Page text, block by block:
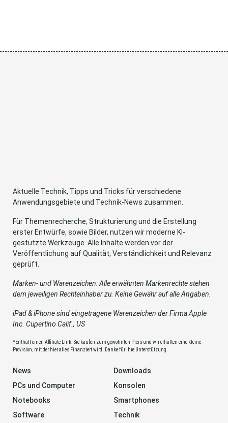
Aktuelle Technik, Tipps und Tricks für verschiedene
Anwendungsgebiete und Technik-News zusammen.
Für Themenrecherche, Strukturierung und die Erstellung
erster Entwürfe, sowie Bilder, nutzen wir moderne KI-
gestützte Werkzeuge. Alle Inhalte werden vor der
Veröffentlichung auf Qualität, Verständlichkeit und Relevanz
geprüft.
Marken- und Warenzeichen: Alle erwähnten Markenrechte stehen
dem jeweiligen Rechteinhaber zu. Keine Gewähr auf alle Angaben.
iPad & iPhone sind eingetragene Warenzeichen der Firma Apple
Inc. Cupertino Calif., US
*Enthält einen Affiliate-Link. Sie kaufen zum gewohnten Preis und wir erhalten eine kleine
Provision, mit der hier alles Finanziert wird. Danke für Ihre Unterstützung.
News
Downloads
PCs und Computer
Konsolen
Notebooks
Smartphones
Software
Technik